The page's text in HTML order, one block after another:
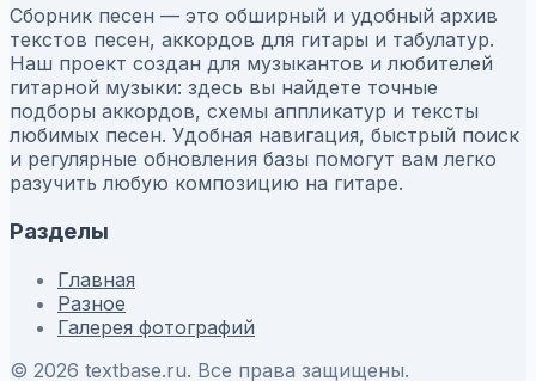
Сборник песен — это обширный и удобный архив
текстов песен, аккордов для гитары и табулатур.
Наш проект создан для музыкантов и любителей
гитарной музыки: здесь вы найдете точные
подборы аккордов, схемы аппликатур и тексты
любимых песен. Удобная навигация, быстрый поиск
и регулярные обновления базы помогут вам легко
разучить любую композицию на гитаре.
Разделы
Главная
Разное
Галерея фотографий
© 2026 textbase.ru. Все права защищены.